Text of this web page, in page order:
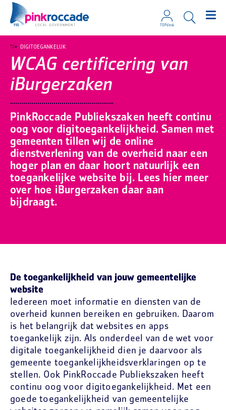
TOPdesk
WCAG certificering van
iBurgerzaken
PinkRoccade Publiekszaken heeft continu
oog voor digitoegankelijkheid. Samen met
gemeenten tillen wij de online
dienstverlening van de overheid naar een
hoger plan en daar hoort natuurlijk een
toegankelijke website bij. Lees hier meer
over hoe iBurgerzaken daar aan
bijdraagt.
DIGITOEGANKELIJK
De toegankelijkheid van jouw gemeentelijke
website
Iedereen moet informatie en diensten van de
overheid kunnen bereiken en gebruiken. Daarom
is het belangrijk dat websites en apps
toegankelijk zijn. Als onderdeel van de wet voor
digitale toegankelijkheid dien je daarvoor als
gemeente toegankelijkheidsverklaringen op te
stellen. Ook PinkRoccade Publiekszaken heeft
continu oog voor digitoegankelijkheid. Met een
goede toegankelijkheid van gemeentelijke